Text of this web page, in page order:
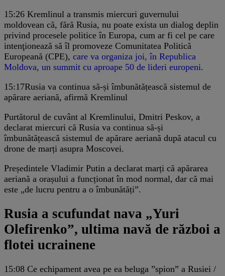
15:26 Kremlinul a transmis miercuri guvernului
moldovean că, fără Rusia, nu poate exista un dialog deplin
privind procesele politice în Europa, cum ar fi cel pe care
intenţionează să îl promoveze Comunitatea Politică
Europeană (CPE), care va organiza joi, în Republica
Moldova, un summit cu aproape 50 de lideri europeni.
15:17Rusia va continua să-și îmbunătățească sistemul de
apărare aeriană, afirmă Kremlinul
Purtătorul de cuvânt al Kremlinului, Dmitri Peskov, a
declarat miercuri că Rusia va continua să-și
îmbunătățească sistemul de apărare aeriană după atacul cu
drone de marți asupra Moscovei.
Președintele Vladimir Putin a declarat marți că apărarea
aeriană a orașului a funcționat în mod normal, dar că mai
este „de lucru pentru a o îmbunătăți”.
Rusia a scufundat nava „Yuri
Olefirenko”, ultima navă de război a
flotei ucrainene
15:08 ​Ce echipament avea pe ea beluga ”spion” a Rusiei /